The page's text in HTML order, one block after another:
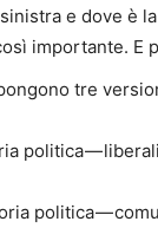
e dove è
importante. E
tre
politica —
politica —